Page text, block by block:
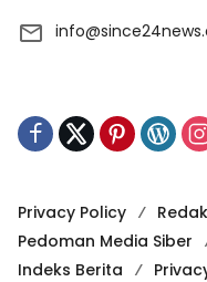
Privacy Policy
Pedoman Media Siber
Indeks Berita